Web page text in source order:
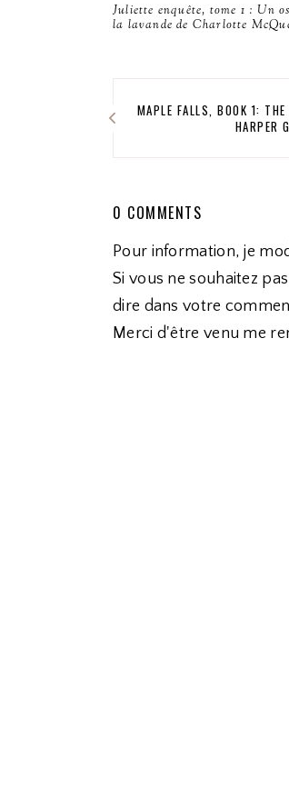
Juliette enquête, tome 1 : Un
la lavande de Charlotte
MAPLE FALLS, BOOK 1:
HARPER
0 COMMENTS
Pour information, je
Si vous ne souhaitez
dire dans votre
Merci d'être venu me